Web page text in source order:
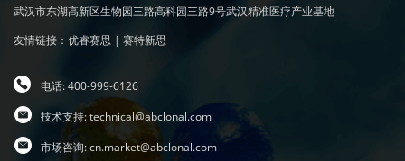
武汉市东湖高新区生物园三路高科园三路9号武汉精准医疗产业基地
友情链接： 优睿赛思 | 赛特新思
电话: 400-999-6126
技术支持:technical@abclonal.com
市场咨询:cn.market@abclonal.com